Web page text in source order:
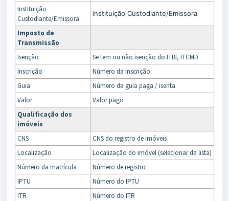
Instituição
Custodiante/Emissora
Instituição Custodiante/Emissora
Imposto de
Transmissão
Isenção
Se tem ou não isenção do ITBI, ITCMD
Inscrição
Número da inscrição
Guia
Número da guia paga / isenta
Valor
Valor pago
Qualificação dos
imóveis
CNS
CNS do registro de imóveis
Localização
Localização do imóvel (selecionar da lista)
Número da matrícula
Número de registro
IPTU
Número do IPTU
ITR
Número do ITR